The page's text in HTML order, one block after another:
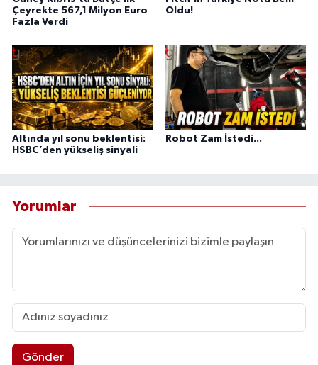
Çeyrekte 567,1 Milyon Euro
Fazla Verdi
Oldu!
Altında yıl sonu beklentisi:
HSBC’den yükseliş sinyali
Robot Zam İstedi...
Yorumlar
Gönder